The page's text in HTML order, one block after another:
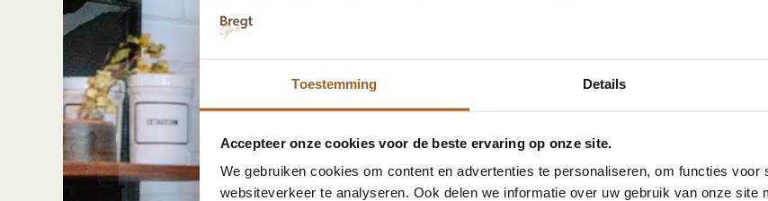
Toestemming Details
Accepteer onze cookies voor de beste ervaring op onze site.
We gebruiken cookies om content en advertenties te personaliseren, om functies voor
websiteverkeer te analyseren. Ook delen we informatie over uw gebruik van onze site